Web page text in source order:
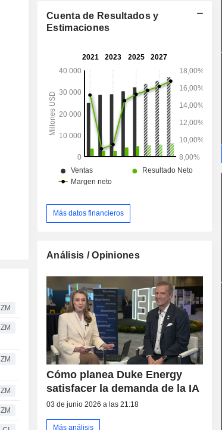
ZM
ZM
ZM
ZM
ZM
Cuenta de Resultados y
Estimaciones
Más datos financieros
Análisis / Opiniones
Cómo planea Duke Energy
satisfacer la demanda de la IA
03 de junio 2026 a las 21:18
Más análisis